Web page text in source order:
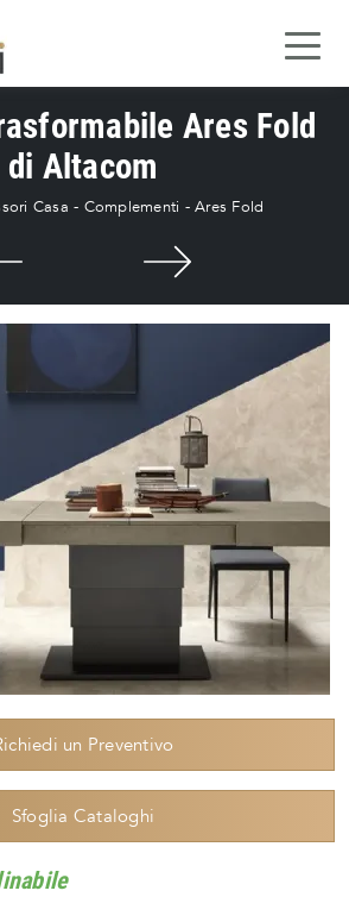
Ares Fold
di Altacom
Casa - Complementi -Ares Fold
un Preventivo
Sfoglia Cataloghi